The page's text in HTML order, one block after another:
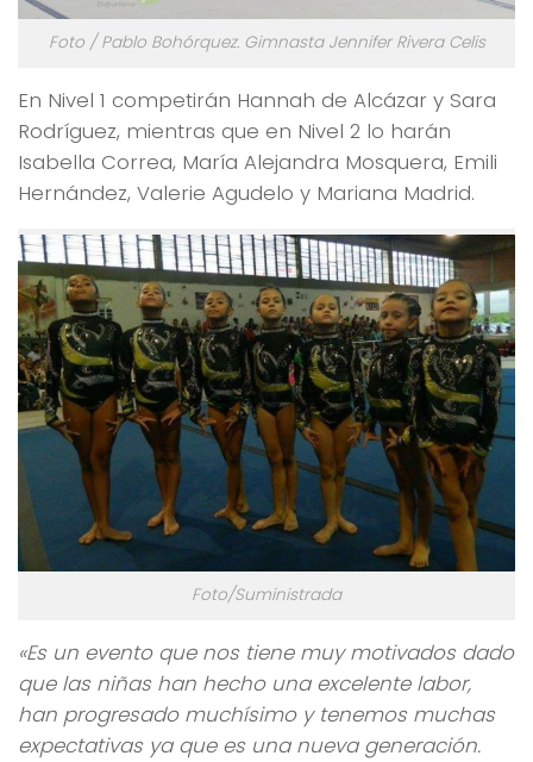
Foto / Pablo Bohórquez. Gimnasta Jennifer Rivera Celis
En Nivel 1 competirán Hannah de Alcázar y Sara
Rodríguez, mientras que en Nivel 2 lo harán
Isabella Correa, María Alejandra Mosquera, Emili
Hernández, Valerie Agudelo y Mariana Madrid.
Foto/Suministrada
«Es un evento que nos tiene muy motivados dado
que las niñas han hecho una excelente labor,
han progresado muchísimo y tenemos muchas
expectativas ya que es una nueva generación.